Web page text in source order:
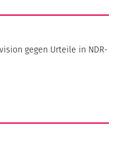
gegen Urteile in NDR-